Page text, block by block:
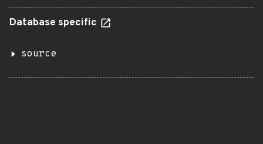
Database specific
source